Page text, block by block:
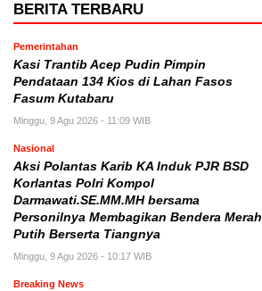
BERITA TERBARU
Pemerintahan
Kasi Trantib Acep Pudin Pimpin
Pendataan 134 Kios di Lahan Fasos
Fasum Kutabaru
Minggu, 9 Agu 2026 - 11:09 WIB
Nasional
Aksi Polantas Karib KA Induk PJR BSD
Korlantas Polri Kompol
Darmawati.SE.MM.MH bersama
Personilnya Membagikan Bendera Merah
Putih Berserta Tiangnya
Minggu, 9 Agu 2026 - 10:17 WIB
Breaking News